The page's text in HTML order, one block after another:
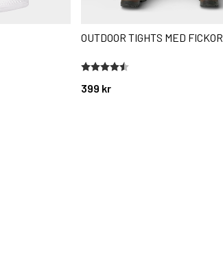
OUTDOOR TIGHTS MED FICKOR
399 kr
Betyg:
4.3 utav 5 stjärnor